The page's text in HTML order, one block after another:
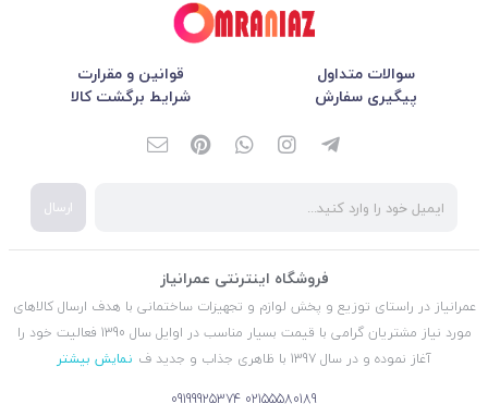
سوالات متداول
قوانین و مقرارت
پیگیری سفارش
شرایط برگشت کالا
ارسال
فروشگاه اینترنتی عمرانیاز
عمرانیاز در راستای توزیع و پخش لوازم و تجهیزات ساختمانی با هدف ارسال کالاهای
مورد نیاز مشتریان گرامی با قیمت بسیار مناسب در اوایل سال 1390 فعالیت خود را
آغاز نموده و در سال 1397 با ظاهری جذاب و جدید ف
نمایش بیشتر